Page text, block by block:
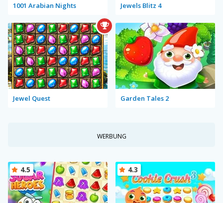
1001 Arabian Nights Jewels Blitz 4
Jewel Quest Garden Tales 2
WERBUNG
4.5 4.3